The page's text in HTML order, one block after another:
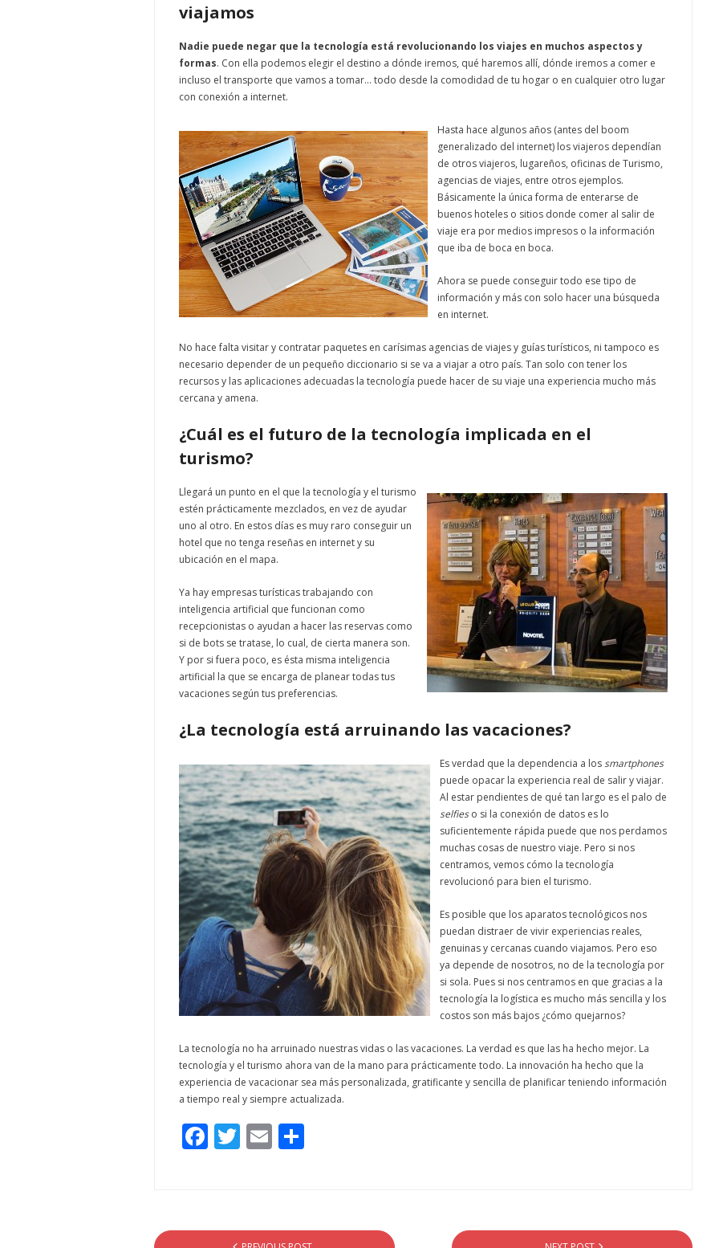
viajamos
Nadie puede negar que la tecnología está revolucionando los viajes en muchos aspectos y
formas. Con ella podemos elegir el destino a dónde iremos, qué haremos allí, dónde iremos a comer e
incluso el transporte que vamos a tomar… todo desde la comodidad de tu hogar o en cualquier otro lugar
con conexión a internet.
Hasta hace algunos años (antes del boom
generalizado del internet) los viajeros dependían
de otros viajeros, lugareños, oficinas de Turismo,
agencias de viajes, entre otros ejemplos.
Básicamente la única forma de enterarse de
buenos hoteles o sitios donde comer al salir de
viaje era por medios impresos o la información
que iba de boca en boca.
Ahora se puede conseguir todo ese tipo de
información y más con solo hacer una búsqueda
en internet.
No hace falta visitar y contratar paquetes en carísimas agencias de viajes y guías turísticos, ni tampoco es
necesario depender de un pequeño diccionario si se va a viajar a otro país. Tan solo con tener los
recursos y las aplicaciones adecuadas la tecnología puede hacer de su viaje una experiencia mucho más
cercana y amena.
¿Cuál es el futuro de la tecnología implicada en el
turismo?
Llegará un punto en el que la tecnología y el turismo
estén prácticamente mezclados, en vez de ayudar
uno al otro. En estos días es muy raro conseguir un
hotel que no tenga reseñas en internet y su
ubicación en el mapa.
Ya hay empresas turísticas trabajando con
inteligencia artificial que funcionan como
recepcionistas o ayudan a hacer las reservas como
si de bots se tratase, lo cual, de cierta manera son.
Y por si fuera poco, es ésta misma inteligencia
artificial la que se encarga de planear todas tus
vacaciones según tus preferencias.
¿La tecnología está arruinando las vacaciones?
Es verdad que la dependencia a lossmartphones
puede opacar la experiencia real de salir y viajar.
Al estar pendientes de qué tan largo es el palo de
selfies o si la conexión de datos es lo
suficientemente rápida puede que nos perdamos
muchas cosas de nuestro viaje. Pero si nos
centramos, vemos cómo la tecnología
revolucionó para bien el turismo.
Es posible que los aparatos tecnológicos nos
puedan distraer de vivir experiencias reales,
genuinas y cercanas cuando viajamos. Pero eso
ya depende de nosotros, no de la tecnología por
si sola. Pues si nos centramos en que gracias a la
tecnología la logística es mucho más sencilla y los
costos son más bajos ¿cómo quejarnos?
La tecnología no ha arruinado nuestras vidas o las vacaciones. La verdad es que las ha hecho mejor. La
tecnología y el turismo ahora van de la mano para prácticamente todo. La innovación ha hecho que la
experiencia de vacacionar sea más personalizada, gratificante y sencilla de planificar teniendo información
a tiempo real y siempre actualizada.
F
o
T E
ar